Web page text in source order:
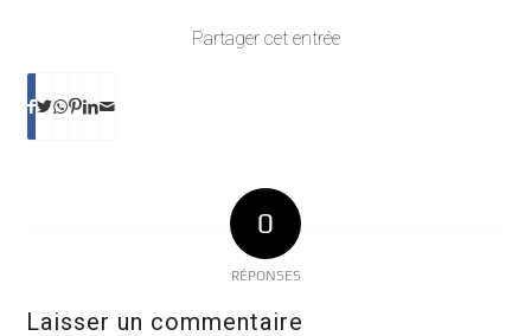
Partager cet entrée
0
RÉPONSES
Laisser un commentaire